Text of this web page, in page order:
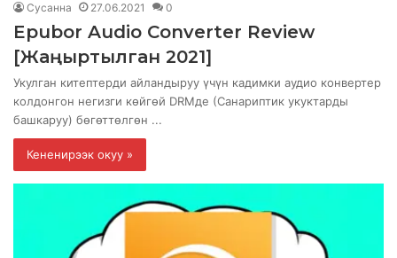
Сусанна 27.06.2021 0
Epubor Audio Converter Review
[Жаңыртылган 2021]
Укулган китептерди айландыруу үчүн кадимки аудио конвертер
колдонгон негизги көйгөй DRMде (Санариптик укуктарды
башкаруу) бөгөттөлгөн ...
Кененирээк окуу »